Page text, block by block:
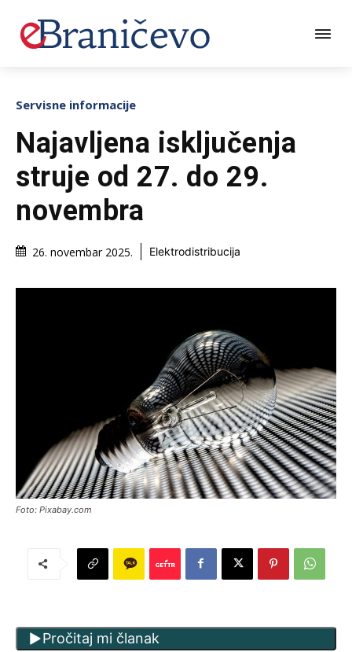
Servisne informacije
Najavljena isključenja
struje od 27. do 29.
novembra
26. novembar 2025. Elektrodistribucija
Foto: Pixabay.com
Pročitaj mi članak